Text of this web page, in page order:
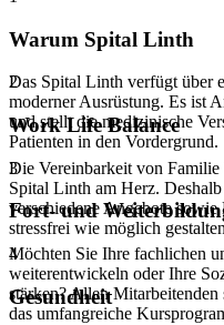
Warum Spital Linth
Das Spital Linth verfügt über
moderner Ausrüstung. Es ist
und stellt die medizinische
Patienten in den Vordergrund.
2
Work Life Balance
Die Vereinbarkeit von
Spital Linth am Herz.
verschiedene Angebote
stressfrei wie möglich
3
Fort- und
​Möchten Sie Ihre fachlichen
weiterentwickeln oder Ihre
stärken? Allen Mitarbeitenden
das umfangreiche
4
Gesundheit